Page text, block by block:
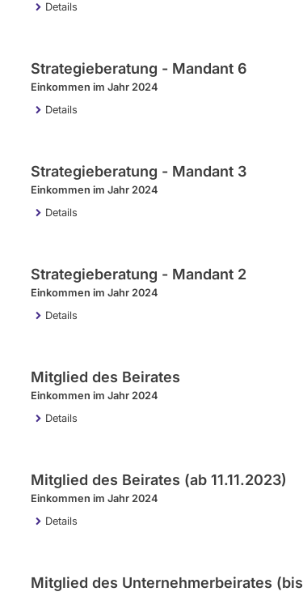
Details
Strategieberatung - Mandant 6
Einkommen im Jahr 2024
Details
Strategieberatung - Mandant 3
Einkommen im Jahr 2024
Details
Strategieberatung - Mandant 2
Einkommen im Jahr 2024
Details
Mitglied des Beirates
Einkommen im Jahr 2024
Details
Mitglied des Beirates (ab 11.11.2023)
Einkommen im Jahr 2024
Details
Mitglied des Unternehmerbeirates (bis